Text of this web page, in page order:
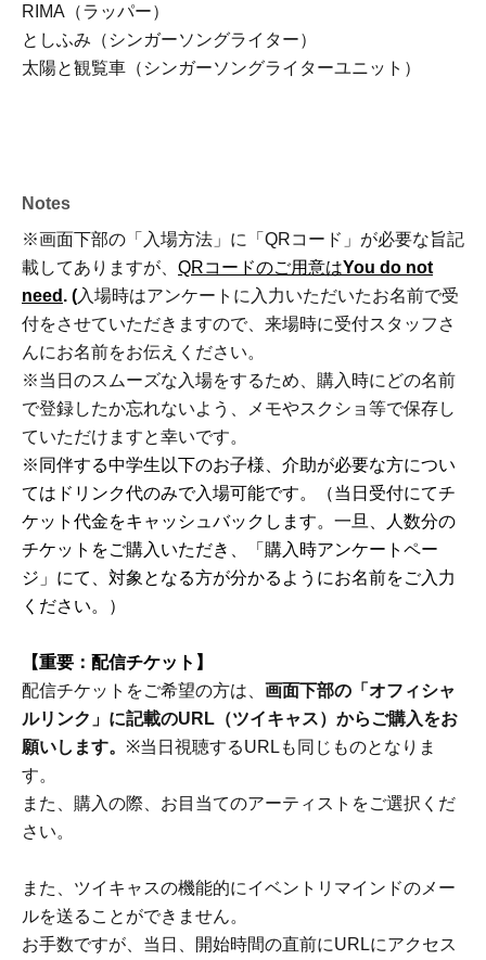
RIMA（ラッパー）
としふみ（シンガーソングライター）
太陽と観覧車（シンガーソングライターユニット）
Notes
※画面下部の「入場方法」に「QRコード」が必要な旨記
載してありますが、 QRコードのご用意はYou do not
need . (入場時はアンケートに入力いただいたお名前で受
付をさせていただきますので、来場時に受付スタッフさ
んにお名前をお伝えください。
※当日のスムーズな入場をするため、購入時にどの名前
で登録したか忘れないよう、メモやスクショ等で保存し
ていただけますと幸いです。
※同伴する中学生以下のお子様、介助が必要な方につい
てはドリンク代のみで入場可能です。（当日受付にてチ
ケット代金をキャッシュバックします。一旦、人数分の
チケットをご購入いただき、「購入時アンケートペー
ジ」にて、対象となる方が分かるようにお名前をご入力
ください。）
【重要：配信チケット】
配信チケットをご希望の方は、 画面下部の「オフィシャ
ルリンク」に記載のURL（ツイキャス）からご購入をお
願いします。 ※当日視聴するURLも同じものとなりま
す。
また、購入の際、お目当てのアーティストをご選択くだ
さい。
また、ツイキャスの機能的にイベントリマインドのメー
ルを送ることができません。
お手数ですが、当日、開始時間の直前にURLにアクセス